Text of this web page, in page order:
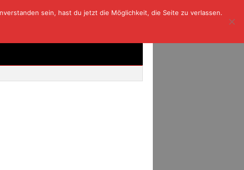
sein, hast du jetzt die Möglichkeit, die Seite zu verlassen.